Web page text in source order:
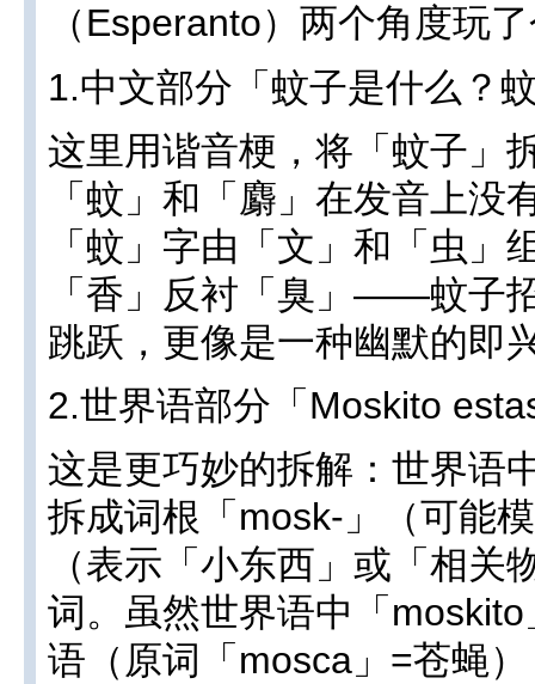
（Esperanto）两个角度玩
1.中文部分「蚊子是什么？
这里用谐音梗，将「蚊子」
「蚊」和「麝」在发音上
「蚊」字由「文」和「虫」
「香」反衬「臭」——蚊子
跳跃，更像是一种幽默的即
2.世界语部分「Moskito
这是更巧妙的拆解：世界语
拆成词根「mosk-」（可能
（表示「小东西」或「相关
词。虽然世界语中「
语（原词「mosca」=苍蝇